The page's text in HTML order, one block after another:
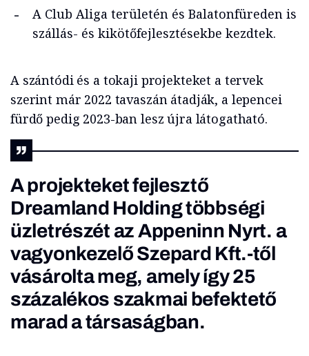
A Club Aliga területén és Balatonfüreden is
szállás- és kikötőfejlesztésekbe kezdtek.
A szántódi és a tokaji projekteket a tervek
szerint már 2022 tavaszán átadják, a lepencei
fürdő pedig 2023-ban lesz újra látogatható.
A projekteket fejlesztő
Dreamland Holding többségi
üzletrészét az Appeninn Nyrt. a
vagyonkezelő Szepard Kft.-től
vásárolta meg, amely így 25
százalékos szakmai befektető
marad a társaságban.